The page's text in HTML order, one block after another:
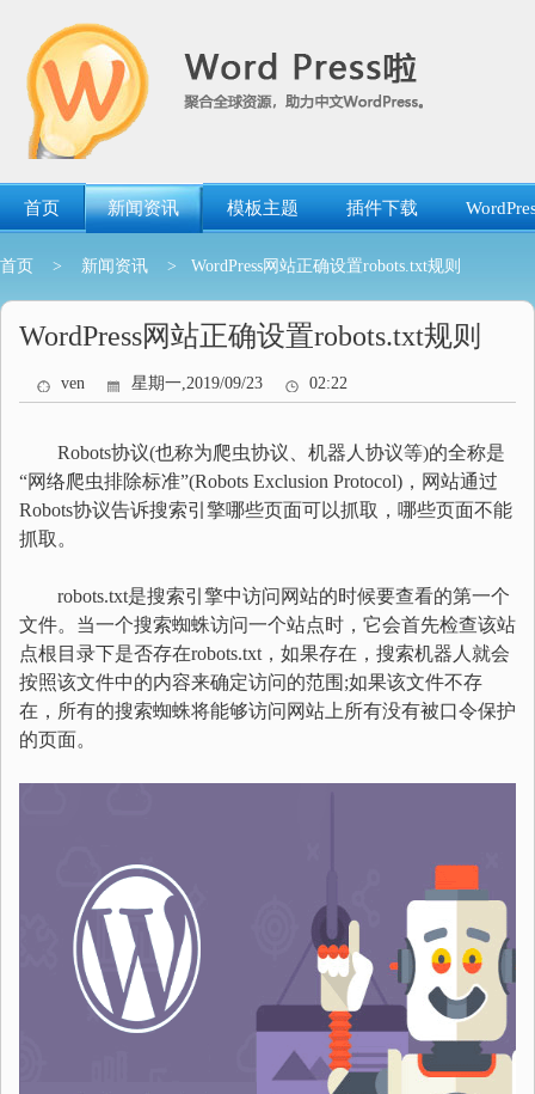
首页 新闻资讯 模板主题 插件下载
首页 > 新闻资讯 > WordPress网站正确设置robots.txt规则
WordPress网站正确设置robots.txt规则
ven 星期一,2019/09/23 02:22
Robots协议(也称为爬虫协议、机器人协议等)的全称是
“网络爬虫排除标准”(Robots Exclusion Protocol)，网站通过
Robots协议告诉搜索引擎哪些页面可以抓取，哪些页面不能
抓取。
robots.txt是搜索引擎中访问网站的时候要查看的第一个
文件。当一个搜索蜘蛛访问一个站点时，它会首先检查该站
点根目录下是否存在robots.txt，如果存在，搜索机器人就会
按照该文件中的内容来确定访问的范围;如果该文件不存
在，所有的搜索蜘蛛将能够访问网站上所有没有被口令保护
的页面。